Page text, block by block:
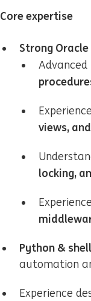
Core expertise
Strong Oracle
Advanced
views,
locking,
Python &
automation
Experience